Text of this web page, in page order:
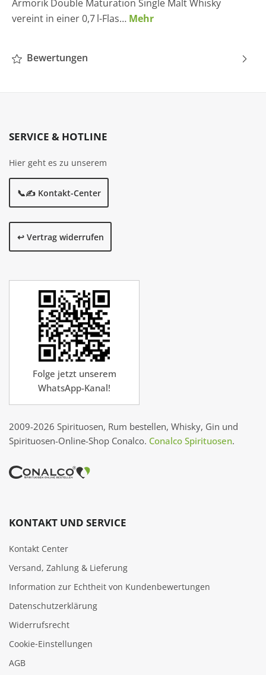
Armorik Double Maturation Single Malt Whisky
vereint in einer 0,7 l-Flas… Mehr
Bewertungen
SERVICE & HOTLINE
Hier geht es zu unserem
📞✍️ Kontakt-Center
↩️ Vertrag widerrufen
Folge jetzt unserem
WhatsApp-Kanal!
2009-2026 Spirituosen, Rum bestellen, Whisky, Gin und
Spirituosen-Online-Shop Conalco. Conalco Spirituosen.
KONTAKT UND SERVICE
Kontakt Center
Versand, Zahlung & Lieferung
Information zur Echtheit von Kundenbewertungen
Datenschutzerklärung
Widerrufsrecht
Cookie‑Einstellungen
AGB